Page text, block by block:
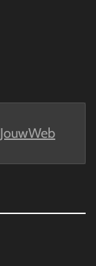
JouwWeb